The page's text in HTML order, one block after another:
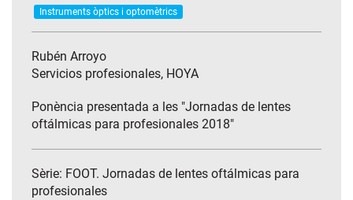
Instruments òptics i optomètrics
Rubén Arroyo
Servicios profesionales, HOYA
Ponència presentada a les "Jornadas de lentes
oftálmicas para profesionales 2018"
Sèrie: FOOT. Jornadas de lentes oftálmicas para
profesionales